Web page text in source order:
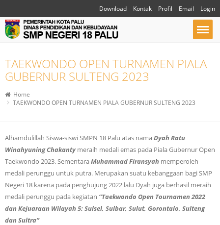
Download Kontak Profil Email Login
TAEKWONDO OPEN TURNAMEN PIALA
GUBERNUR SULTENG 2023
Home
TAEKWONDO OPEN TURNAMEN PIALA GUBERNUR SULTENG 2023
Alhamdulillah Siswa-siswi SMPN 18 Palu atas namaDyah Ratu
Winahyuning Chakanty meraih medali emas pada Piala Gubernur Open
Taekwondo 2023. SementaraMuhammad Firansyah memperoleh
medali perunggu untuk putra. Merupakan suatu kebanggaan bagi SMP
Negeri 18 karena pada penghujung 2022 lalu Dyah juga berhasil meraih
medali perunggu pada kegiatan “Taekwondo Open Tournamen 2022
dan Kejuaraan Wilayah 5: Sulsel, Sulbar, Sulut, Gorontalo, Sulteng
dan Sultra”